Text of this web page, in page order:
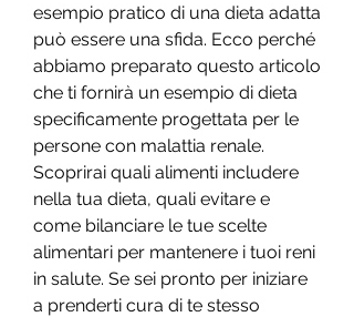
esempio pratico di una dieta adatta
può essere una sfida. Ecco perché
abbiamo preparato questo articolo
che ti fornirà un esempio di dieta
specificamente progettata per le
persone con malattia renale.
Scoprirai quali alimenti includere
nella tua dieta, quali evitare e
come bilanciare le tue scelte
alimentari per mantenere i tuoi reni
in salute. Se sei pronto per iniziare
a prenderti cura di te stesso